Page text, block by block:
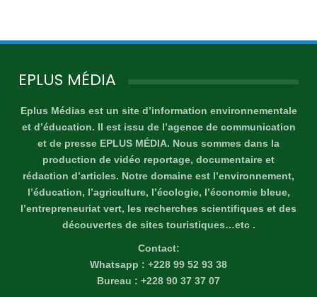
EPLUS MÉDIA
Eplus Médias est un site d’information environnementale
et d’éducation. Il est issu de l’agence de communication
et de presse EPLUS MÉDIA. Nous sommes dans la
production de vidéo reportage, documentaire et
rédaction d’articles. Notre domaine est l’environnement,
l’éducation, l’agriculture, l’écologie, l’économie bleue,
l’entrepreneuriat vert, les recherches scientifiques et des
découvertes de sites touristiques…etc .
Contact:
Whatsapp : +228 99 52 93 38
Bureau : +228 90 37 37 07